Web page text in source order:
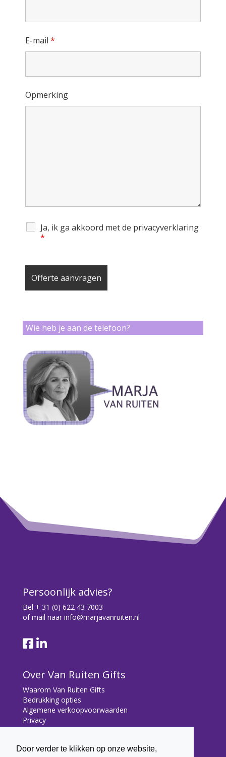
Door verder te klikken op onze website,
E-mail *
Opmerking
Ja, ik ga akkoord met de privacyverklaring
*
Wie heb je aan de telefoon?
Persoonlijk advies?
Bel + 31 (0) 622 43 7003
of mail naar info@marjavanruiten.nl
Over Van Ruiten Gifts
Waarom Van Ruiten Gifts
Bedrukking opties
Algemene verkoopvoorwaarden
Privacy
Contact